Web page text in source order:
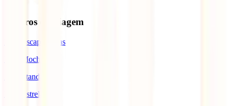
Seguros de Viagem
IATI Escapadinhas
IATI Mochileiro
IATI Standard
IATI Estrela